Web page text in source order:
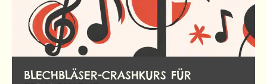
BLECHBLÄSER-CRASHKURS FÜR